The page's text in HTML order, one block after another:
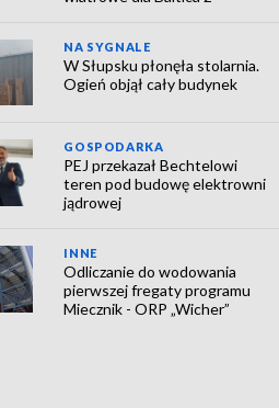
NA SYGNALE
W Słupsku płonęła stolarnia.
Ogień objął cały budynek
GOSPODARKA
PEJ przekazał Bechtelowi
teren pod budowę elektrowni
jądrowej
INNE
Odliczanie do wodowania
pierwszej fregaty programu
Miecznik - ORP „Wicher”